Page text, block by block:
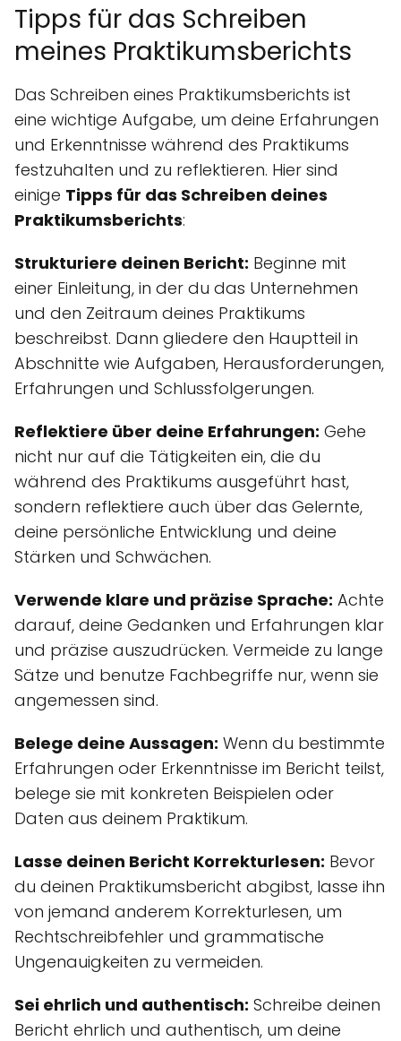
Tipps für das Schreiben
meines Praktikumsberichts
Das Schreiben eines Praktikumsberichts ist
eine wichtige Aufgabe, um deine Erfahrungen
und Erkenntnisse während des Praktikums
festzuhalten und zu reflektieren. Hier sind
einige Tipps für das Schreiben deines
Praktikumsberichts:
Strukturiere deinen Bericht: Beginne mit
einer Einleitung, in der du das Unternehmen
und den Zeitraum deines Praktikums
beschreibst. Dann gliedere den Hauptteil in
Abschnitte wie Aufgaben, Herausforderungen,
Erfahrungen und Schlussfolgerungen.
Reflektiere über deine Erfahrungen: Gehe
nicht nur auf die Tätigkeiten ein, die du
während des Praktikums ausgeführt hast,
sondern reflektiere auch über das Gelernte,
deine persönliche Entwicklung und deine
Stärken und Schwächen.
Verwende klare und präzise Sprache: Achte
darauf, deine Gedanken und Erfahrungen klar
und präzise auszudrücken. Vermeide zu lange
Sätze und benutze Fachbegriffe nur, wenn sie
angemessen sind.
Belege deine Aussagen: Wenn du bestimmte
Erfahrungen oder Erkenntnisse im Bericht teilst,
belege sie mit konkreten Beispielen oder
Daten aus deinem Praktikum.
Lasse deinen Bericht Korrekturlesen: Bevor
du deinen Praktikumsbericht abgibst, lasse ihn
von jemand anderem Korrekturlesen, um
Rechtschreibfehler und grammatische
Ungenauigkeiten zu vermeiden.
Sei ehrlich und authentisch: Schreibe deinen
Bericht ehrlich und authentisch, um deine